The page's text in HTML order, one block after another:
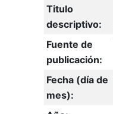
Titulo
descriptivo:
Fuente de
publicación:
Fecha (día de
mes):